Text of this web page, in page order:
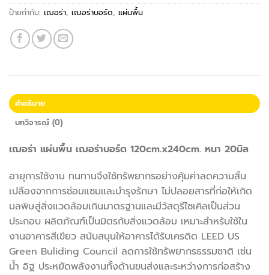
ป้ายกำกับ: เฌอร่า, เฌอร่าบอร์ด, แผ่นพื้น
คำอธิบาย
บทวิจารณ์ (0)
เฌอร่า แผ่นพื้น เฌอร่าบอร์ด 120cm.x240cm. หนา 20มิล
อายุการใช้งาน ทนทานจึงใช้ทรัพยากรอย่างคุ้มค่าลดความสิ้น
เปลืองจากการซ่อมแซมและบำรุงรักษา ไม่ปลอยสารที่ก่อให้เกิด
มลพิษสู่สิ่งแวดล้อมเกินมาตรฐานและมีวัสดุรีไซเคิลเป็นส่วน
ประกอบ ผลิตภัณฑ์เป็นมิตรกับสิ่งแวดล้อม เหมาะสำหรับใช้ใน
งานอาคารสีเขียว สนับสนุนให้อาคารได้รับเครดิต LEED US
Green Buliding Council ลดการใช้ทรัพยากรธรรมชาติ เช่น
น้ำ อิฐ ประหยัดพลังงานทั้งด้านขนส่งและระหว่างการก่อสร้าง